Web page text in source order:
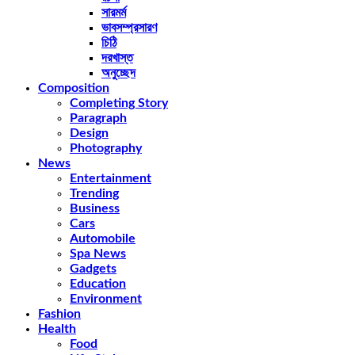
সারমর্ম
ভাবসম্প্রসারণ
চিঠি
দরখাস্ত
অনুচ্ছেদ
Composition
Completing Story
Paragraph
Design
Photography
News
Entertainment
Trending
Business
Cars
Automobile
Spa News
Gadgets
Education
Environment
Fashion
Health
Food